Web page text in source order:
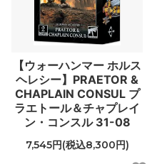
【ウォーハンマー ホルス
ヘレシー】PRAETOR &
CHAPLAIN CONSUL プ
ラエトール＆チャプレイ
ン・コンスル 31-08
7,545円(税込8,300円)